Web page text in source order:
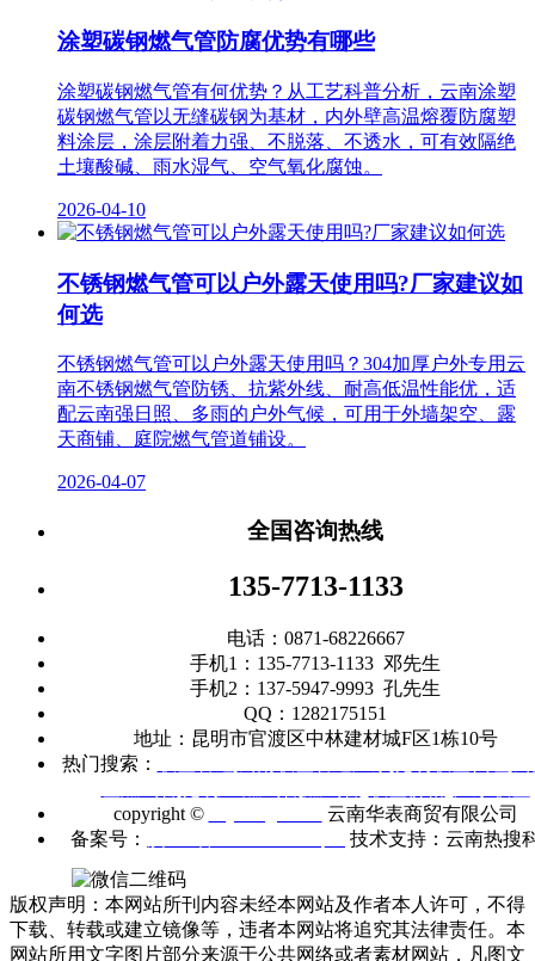
涂塑碳钢燃气管防腐优势有哪些
涂塑碳钢燃气管有何优势？从工艺科普分析，云南涂塑
碳钢燃气管以无缝碳钢为基材，内外壁高温熔覆防腐塑
料涂层，涂层附着力强、不脱落、不透水，可有效隔绝
土壤酸碱、雨水湿气、空气氧化腐蚀。
2026-04-10
不锈钢燃气管可以户外露天使用吗?厂家建议如
何选
不锈钢燃气管可以户外露天使用吗？304加厚户外专用云
南不锈钢燃气管防锈、抗紫外线、耐高低温性能优，适
配云南强日照、多雨的户外气候，可用于外墙架空、露
天商铺、庭院燃气管道铺设。
2026-04-07
全国咨询热线
135-7713-1133
电话：0871-68226667
手机1：135-7713-1133 邓先生
手机2：137-5947-9993 孔先生
QQ：1282175151
地址：昆明市官渡区中林建材城F区1栋10号
热门搜索：
copyright ©
云南华表商贸有限公司
备案号：
技术支持：云南热搜
版权声明：本网站所刊内容未经本网站及作者本人许可，不得
下载、转载或建立镜像等，违者本网站将追究其法律责任。本
网站所用文字图片部分来源于公共网络或者素材网站，凡图文